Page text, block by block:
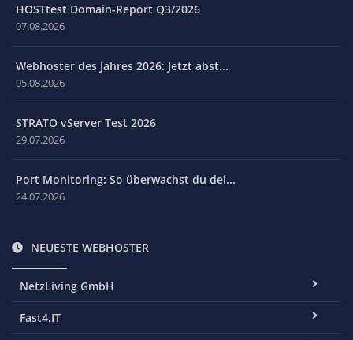
HOSTtest Domain-Report Q3/2026
07.08.2026
Webhoster des Jahres 2026: Jetzt abst...
05.08.2026
STRATO vServer Test 2026
29.07.2026
Port Monitoring: So überwachst du dei...
24.07.2026
NEUESTE WEBHOSTER
NetzLiving GmbH
Fast4.IT